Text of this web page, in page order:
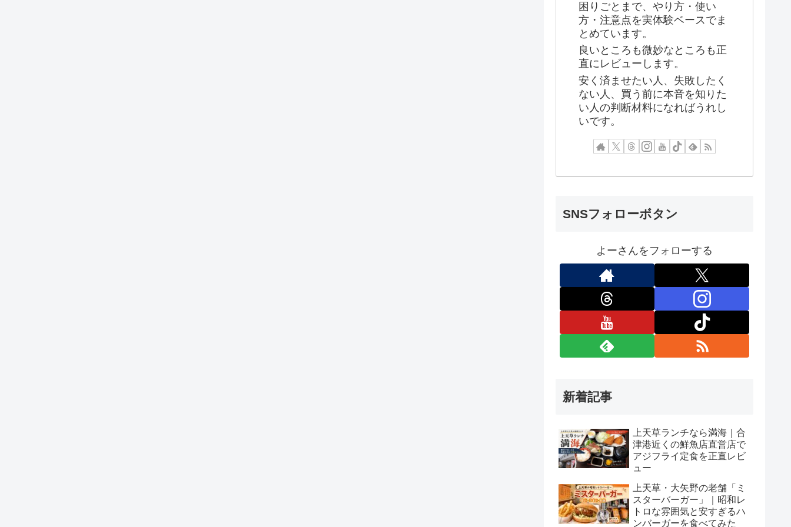
困りごとまで、やり方・使い
方・注意点を実体験ベースでま
とめています。
良いところも微妙なところも正
直にレビューします。
安く済ませたい人、失敗したく
ない人、買う前に本音を知りた
い人の判断材料になればうれし
いです。
SNSフォローボタン
よーさんをフォローする
新着記事
上天草ランチなら満海｜合
津港近くの鮮魚店直営店で
アジフライ定食を正直レビ
ュー
上天草・大矢野の老舗「ミ
スターバーガー」｜昭和レ
トロな雰囲気と安すぎるハ
ンバーガーを食べてみた